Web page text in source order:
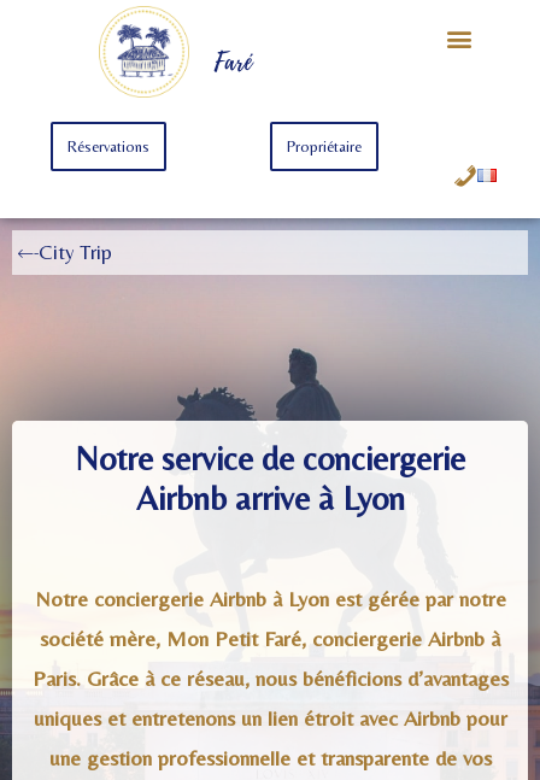
Faré
Réservations Propriétaire
City Trip
Notre service de conciergerie
Airbnb arrive à Lyon
Notre conciergerie Airbnb à Lyon est gérée par notre
société mère, Mon Petit Faré, conciergerie Airbnb à
Paris. Grâce à ce réseau, nous bénéficions d’avantages
uniques et entretenons un lien étroit avec Airbnb pour
une gestion professionnelle et transparente de vos